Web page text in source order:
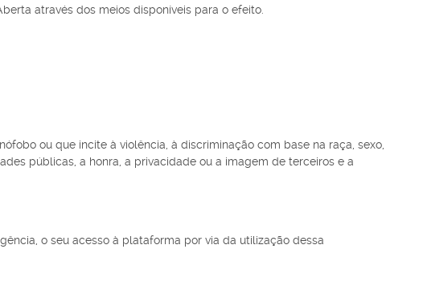
através dos meios disponíveis para o efeito.
ou que incite à violência, à discriminação com base na raça, sexo,
públicas, a honra, a privacidade ou a imagem de terceiros e a
o seu acesso à plataforma por via da utilização dessa